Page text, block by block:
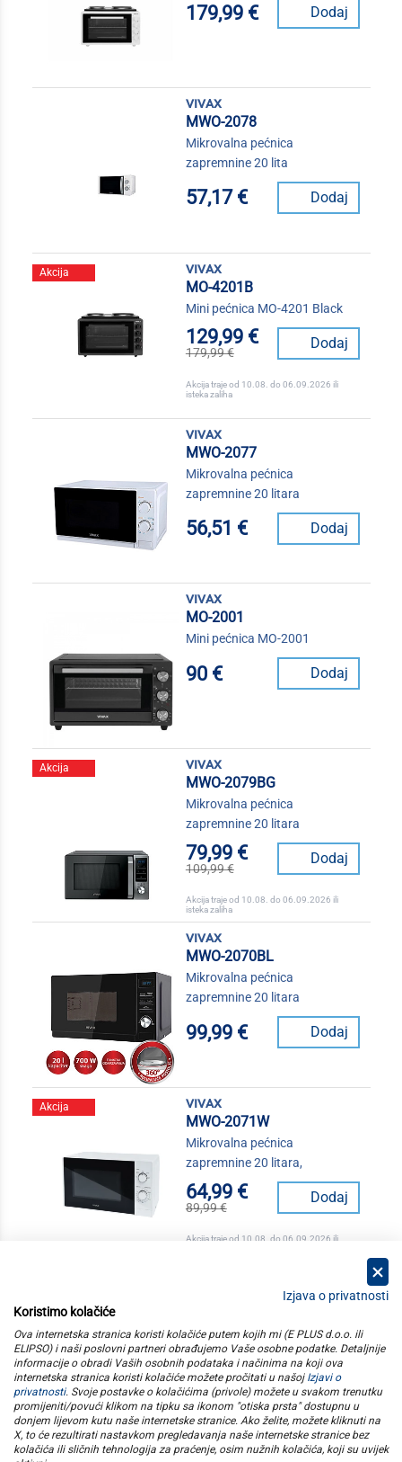
179,99 € Dodaj
vivax
MWO-2078
Mikrovalna pećnica
zapremnine 20 lita
57,17 € Dodaj
Akcija
vivax
MO-4201B
Mini pećnica MO-4201 Black
129,99 €
179,99 €
Dodaj
Akcija traje od 10.08. do 06.09.2026 ili
isteka zaliha
vivax
MWO-2077
Mikrovalna pećnica
zapremnine 20 litara
56,51 € Dodaj
vivax
MO-2001
Mini pećnica MO-2001
90 € Dodaj
Akcija
vivax
MWO-2079BG
Mikrovalna pećnica
zapremnine 20 litara
79,99 €
109,99 €
Dodaj
Akcija traje od 10.08. do 06.09.2026 ili
isteka zaliha
vivax
MWO-2070BL
Mikrovalna pećnica
zapremnine 20 litara
99,99 € Dodaj
Akcija
vivax
MWO-2071W
Mikrovalna pećnica
zapremnine 20 litara,
64,99 €
89,99 €
Dodaj
Akcija traje od 10.08. do 06.09.2026 ili
kategorije
elipso
informacije
Izjava o privatnosti
Koristimo kolačiće
Ova internetska stranica koristi kolačiće putem kojih mi (E PLUS d.o.o. ili
ELIPSO) i naši poslovni partneri obrađujemo Vaše osobne podatke. Detaljnije
informacije o obradi Vaših osobnih podataka i načinima na koji ova
internetska stranica koristi kolačiće možete pročitati u našoj Izjavi o
privatnosti. Svoje postavke o kolačićima (privole) možete u svakom trenutku
promijeniti/povući klikom na tipku sa ikonom "otiska prsta" dostupnu u
donjem lijevom kutu naše internetske stranice. Ako želite, možete kliknuti na
X, to će rezultirati nastavkom pregledavanja naše internetske stranice bez
kolačića ili sličnih tehnologija za praćenje, osim nužnih kolačića, koji su uvijek